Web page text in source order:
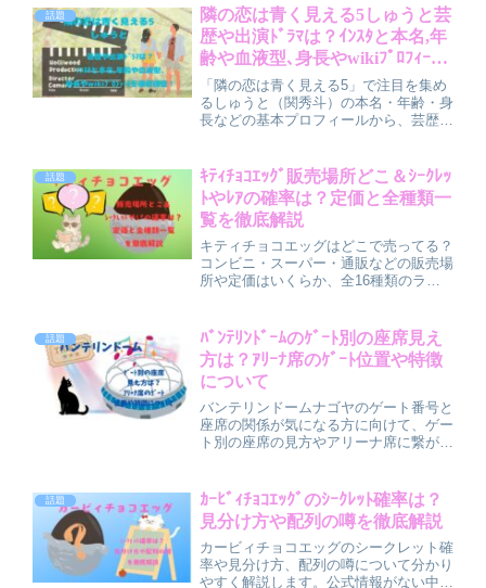
避ける時間帯や、買ってよかったおすす
め商品、快適に回るコツまでまとめまし
た。
話題
隣の恋は青く見える5しゅうと芸
歴や出演ﾄﾞﾗﾏは？ｲﾝｽﾀと本名,年
齢や血液型､身長やwikiﾌﾟﾛﾌｨｰﾙ
を徹底調査！
「隣の恋は青く見える5」で注目を集め
るしゅうと（関秀斗）の本名・年齢・身
長などの基本プロフィールから、芸歴、
まで徹底紹介。自然体の魅力や演技力の
評価、これまでの出演作を詳しくまと
め、今後の活躍がより楽しみになる内容
です。
話題
ｷﾃｨﾁｮｺｴｯｸﾞ販売場所どこ＆ｼｰｸﾚｯ
ﾄやﾚｱの確率は？定価と全種類一
覧を徹底解説
キティチョコエッグはどこで売ってる？
コンビニ・スーパー・通販などの販売場
所や定価はいくらか、全16種類のライ
を減らす買い方やBOX購入の注意点も
紹介しているので、これから買う方はぜ
ひチェックしてください。
話題
ﾊﾞﾝﾃﾘﾝﾄﾞｰﾑのｹﾞｰﾄ別の座席見え
方は？ｱﾘｰﾅ席のｹﾞｰﾄ位置や特徴
について
バンテリンドームナゴヤのゲート番号と
座席の関係が気になる方に向けて、ゲー
ト別の座席の見方やアリーナ席に繋がり
説します。 初めてのドーム遠征でも当
日迷わず快適に楽しむためのコツもまと
めています。
話題
ｶｰﾋﾞｨﾁｮｺｴｯｸﾞのｼｰｸﾚｯﾄ確率は？
見分け方や配列の噂を徹底解説
カービィチョコエッグのシークレット確
率や見分け方、配列の噂について分かり
やすく解説します。公式情報がない中で